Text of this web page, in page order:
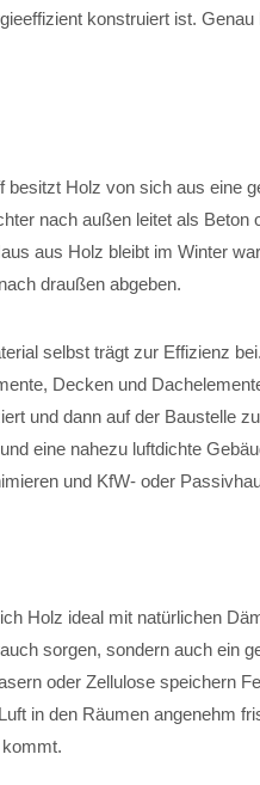
konstruiert ist.
besitzt Holz von sich aus eine
nach außen leitet als Beton
aus Holz bleibt im Winter
draußen abgeben.
selbst trägt zur Effizienz
Decken und
und dann auf der Baustelle
eine nahezu luftdichte
und KfW- oder
Holz ideal mit natürlichen
sorgen, sondern auch ein
oder Zellulose speichern
in den Räumen angenehm